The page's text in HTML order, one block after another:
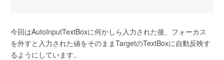
今回はAutoInputTextBoxに何かしら入力された後、フォーカス
を外すと入力された値をそのままTargetのTextBoxに自動反映す
るようにしています。